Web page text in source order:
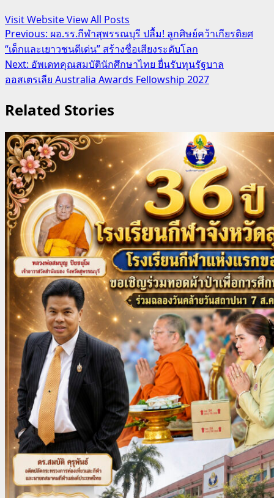
Visit WebsiteView All Posts
Post
navigation
Previous: ผอ.รร.กีฬาสุพรรณบุรี ปลื้ม! ลูกศิษย์คว้าเกียรติยศ
“เด็กและเยาวชนดีเด่น” สร้างชื่อเสียงระดับโลก
Next: อัพเดทคุณสมบัตินักศึกษาไทย ยื่นรับทุนรัฐบาล
ออสเตรเลีย Australia Awards Fellowship 2027
Related Stories